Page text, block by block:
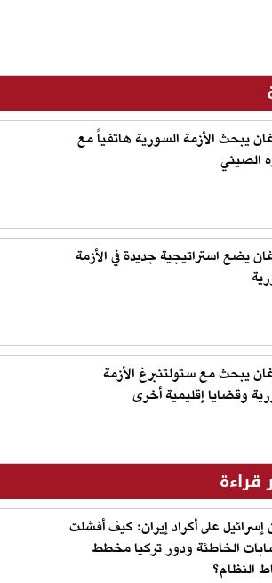
يبحث الأزمة السورية هاتفياً مع
الصيني
يضع استراتيجية جديدة في الأزمة
يبحث مع ستولتنبرغ الأزمة
وقضايا إقليمية أخرى
قراءة
إسرائيل على أكراد إيران: كيف أفشلت
الخاطئة ودور تركيا مخطط
النظام؟